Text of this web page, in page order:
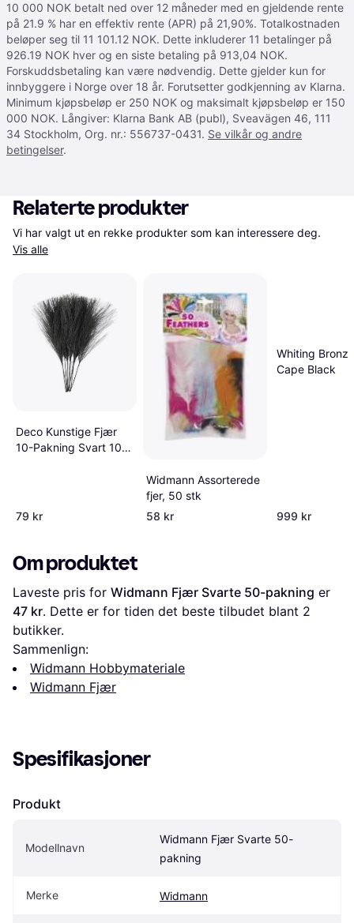
10 000 NOK betalt ned over 12 måneder med en gjeldende rente
på 21.9 % har en effektiv rente (APR) på 21,90%. Totalkostnaden
beløper seg til 11 101.12 NOK. Dette inkluderer 11 betalinger på
926.19 NOK hver og en siste betaling på 913,04 NOK.
Forskuddsbetaling kan være nødvendig. Dette gjelder kun for
innbyggere i Norge over 18 år. Forutsetter godkjenning av Klarna.
Minimum kjøpsbeløp er 250 NOK og maksimalt kjøpsbeløp er 150
000 NOK. Långiver: Klarna Bank AB (publ), Sveavägen 46, 111
34 Stockholm, Org. nr.: 556737-0431. Se vilkår og andre
betingelser.
Relaterte produkter
Vis alle
Deco Kunstige Fjær
10-Pakning Svart 10
79 kr
Widmann Assorterede
fjer, 50 stk
58 kr
Whiting
Cape Black
999 kr
Om produktet
Laveste pris for Widmann Fjær Svarte 50-pakning
47 kr. Dette er for tiden det beste tilbudet blant 2
butikker.
Sammenlign:
Widmann Hobbymateriale
Widmann Fjær
Spesifikasjoner
Produkt
Modellnavn
Widmann Fjær Svarte 50-
pakning
Merke Widmann